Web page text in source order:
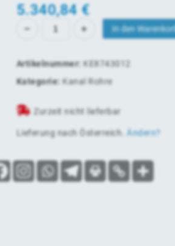
5.340,84€
In den
Artikelnummer: KE8743012
Kategorie: Kanal Rohre
Zurzeit nicht lieferbar
Lieferung nach Österreich Ändern?